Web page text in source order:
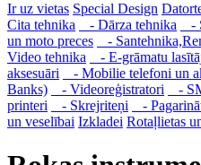
Ir uz vietas Special Design
Cita tehnika
- Dārza tehnika -
un moto preces
-
Video tehnika
- E-grāmatu
aksesuāri
- Mobilie telefoni un
Banks)
- Videoreģistratori -
printeri
- Skrejriteņi -
un veselībai Izkladei Rotaļlietas